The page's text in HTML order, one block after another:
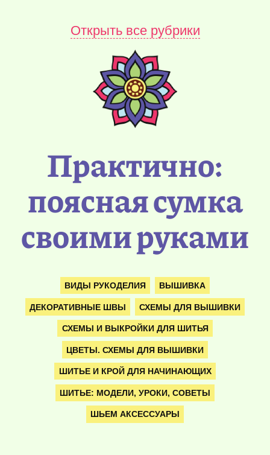
Открыть все рубрики
Практично:
поясная сумка
своими руками
ВИДЫ РУКОДЕЛИЯ ВЫШИВКА
ДЕКОРАТИВНЫЕ ШВЫ СХЕМЫ ДЛЯ ВЫШИВКИ
СХЕМЫ И ВЫКРОЙКИ ДЛЯ ШИТЬЯ
ЦВЕТЫ. СХЕМЫ ДЛЯ ВЫШИВКИ
ШИТЬЕ И КРОЙ ДЛЯ НАЧИНАЮЩИХ
ШИТЬЕ: МОДЕЛИ, УРОКИ, СОВЕТЫ
ШЬЕМ АКСЕССУАРЫ